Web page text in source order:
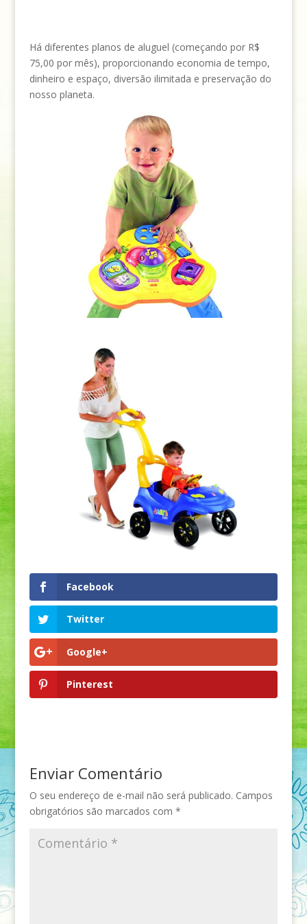
Há diferentes planos de aluguel (começando por R$
75,00 por mês), proporcionando economia de tempo,
dinheiro e espaço, diversão ilimitada e preservação do
nosso planeta.
Facebook
Twitter
Google+
Pinterest
Enviar Comentário
O seu endereço de e-mail não será publicado. Campos
obrigatórios são marcados com *